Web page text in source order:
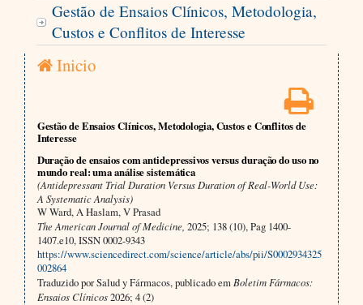
Gestão de Ensaios Clínicos, Metodologia,
Custos e Conflitos de Interesse
Inicio
Gestão de Ensaios Clínicos, Metodologia, Custos e Conflitos de
Interesse
Duração de ensaios com antidepressivos versus duração do uso no
mundo real: uma análise sistemática
(Antidepressant Trial Duration Versus Duration of Real-World Use:
A Systematic Analysis)
W Ward, A Haslam, V Prasad
The American Journal of Medicine, 2025; 138 (10), Pag 1400-
1407.e10, ISSN 0002-9343
https://www.sciencedirect.com/science/article/abs/pii/S0002934325
002864
Traduzido por Salud y Fármacos, publicado em Boletim Fármacos:
Ensaios Clínicos2026; 4 (2)